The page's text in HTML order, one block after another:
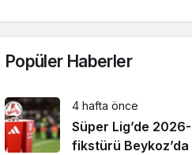
Popüler Haberler
4 hafta önce
Süper Lig’de
fikstürü